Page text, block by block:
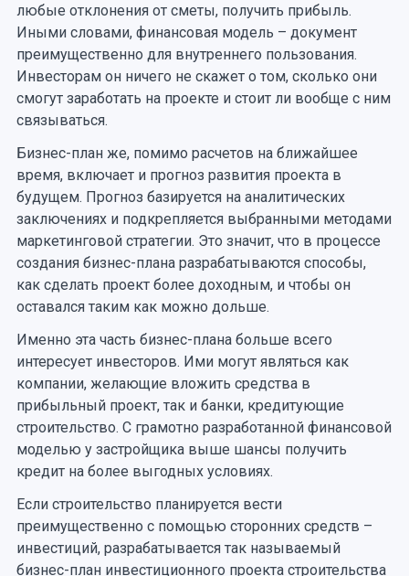
любые отклонения от сметы, получить прибыль.
Иными словами, финансовая модель – документ
преимущественно для внутреннего пользования.
Инвесторам он ничего не скажет о том, сколько они
смогут заработать на проекте и стоит ли вообще с ним
связываться.
Бизнес-план же, помимо расчетов на ближайшее
время, включает и прогноз развития проекта в
будущем. Прогноз базируется на аналитических
заключениях и подкрепляется выбранными методами
маркетинговой стратегии. Это значит, что в процессе
создания бизнес-плана разрабатываются способы,
как сделать проект более доходным, и чтобы он
оставался таким как можно дольше.
Именно эта часть бизнес-плана больше всего
интересует инвесторов. Ими могут являться как
компании, желающие вложить средства в
прибыльный проект, так и банки, кредитующие
строительство. С грамотно разработанной финансовой
моделью у застройщика выше шансы получить
кредит на более выгодных условиях.
Если строительство планируется вести
преимущественно с помощью сторонних средств –
инвестиций, разрабатывается так называемый
бизнес-план инвестиционного проекта строительства